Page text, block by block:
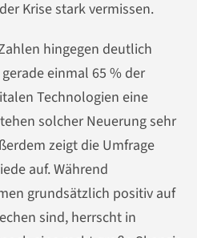
Krise stark vermissen.
hingegen deutlich
einmal 65 % der
Technologien eine
solcher Neuerung sehr
zeigt die Umfrage
auf. Während
grundsätzlich positiv auf
sind, herrscht in